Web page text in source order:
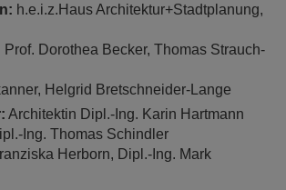
h.e.i.z.Haus Architektur+Stadtplanung,
Prof. Dorothea Becker, Thomas Strauch-
Helgrid Bretschneider-Lange
Architektin Dipl.-Ing. Karin Hartmann
Ing. Thomas Schindler
Herborn, Dipl.-Ing. Mark